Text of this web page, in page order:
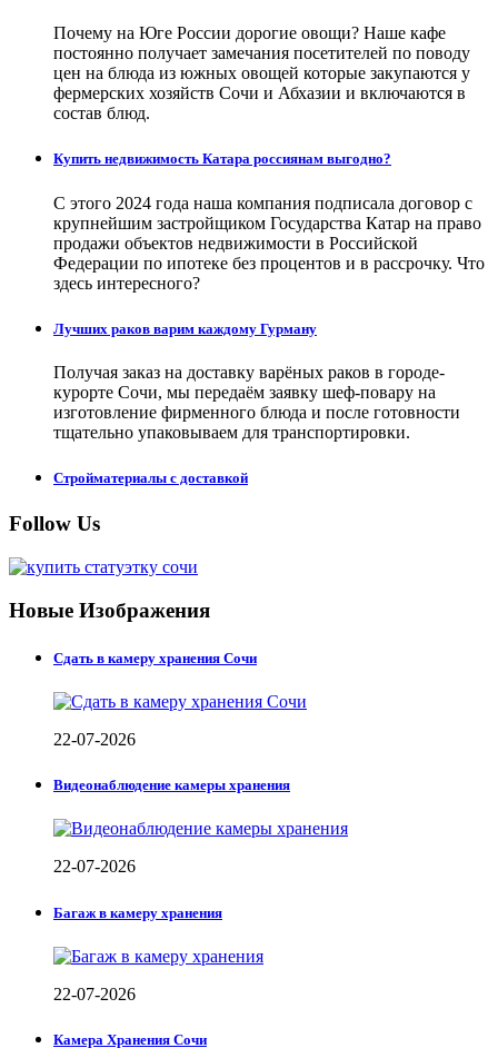
Почему на Юге России дорогие овощи? Наше кафе
постоянно получает замечания посетителей по поводу
цен на блюда из южных овощей которые закупаются у
фермерских хозяйств Сочи и Абхазии и включаются в
состав блюд.
Купить недвижимость Катара россиянам выгодно?
С этого 2024 года наша компания подписала договор с
крупнейшим застройщиком Государства Катар на право
продажи объектов недвижимости в Российской
Федерации по ипотеке без процентов и в рассрочку. Что
здесь интересного?
Лучших раков варим каждому Гурману
Получая заказ на доставку варёных раков в городе-
курорте Сочи, мы передаём заявку шеф-повару на
изготовление фирменного блюда и после готовности
тщательно упаковываем для транспортировки.
Стройматериалы с доставкой
Follow Us
Новые Изображения
Сдать в камеру хранения Сочи
22-07-2026
Видеонаблюдение камеры хранения
22-07-2026
Багаж в камеру хранения
22-07-2026
Камера Хранения Сочи